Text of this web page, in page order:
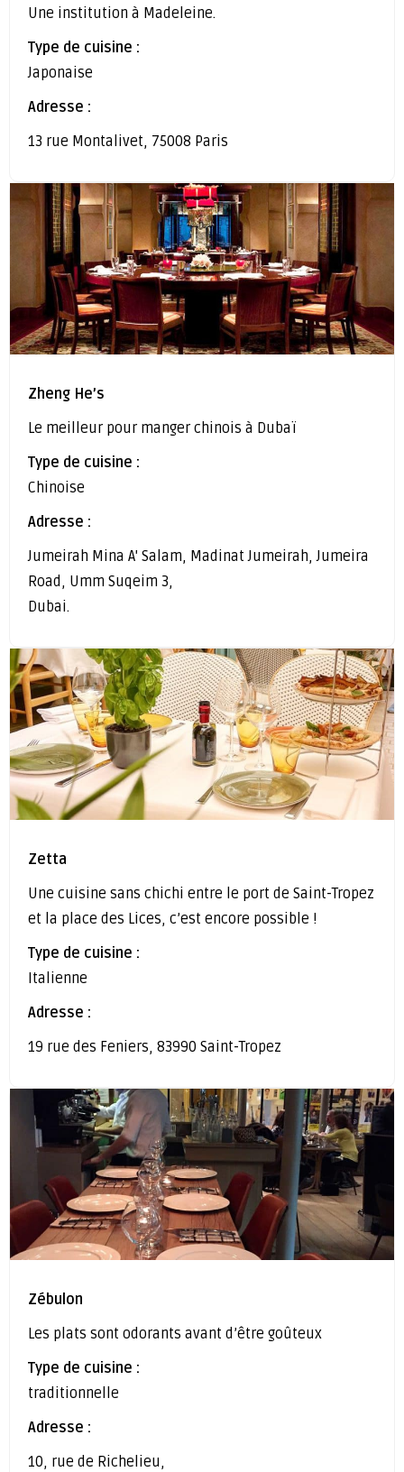
Une institution à Madeleine.
Type de cuisine :
Japonaise
Adresse :
13 rue Montalivet, 75008 Paris
Zheng He’s
Le meilleur pour manger chinois à Dubaï
Type de cuisine :
Chinoise
Adresse :
Jumeirah Mina A' Salam, Madinat Jumeirah, Jumeira
Road, Umm Suqeim 3,
Dubai.
Zetta
Une cuisine sans chichi entre le port de Saint-Tropez
et la place des Lices, c’est encore possible !
Type de cuisine :
Italienne
Adresse :
19 rue des Feniers, 83990 Saint-Tropez
Zébulon
Les plats sont odorants avant d’être goûteux
Type de cuisine :
traditionnelle
Adresse :
10, rue de Richelieu,